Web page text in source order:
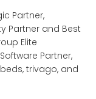
Partner,
Partner and Best
Elite
Partner,
trivago, and